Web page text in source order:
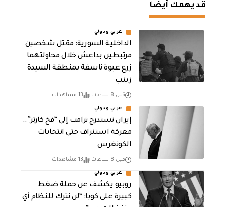
قد يهمك أيضا
عربي ودولي
الداخلية السورية: مقتل شخصين
مرتبطين بداعش خلال محاولتهما
زرع عبوة ناسفة بمنطقة السيدة
زينب
قبل 8 ساعات 13 مشاهدات
عربي ودولي
إيران تستدرج ترامب إلى “فخ كارتر”..
معركة استنزاف حتى انتخابات
الكونغرس
قبل 8 ساعات 13 مشاهدات
عربي ودولي
روبيو يكشف عن حملة ضغط
كبيرة على كوبا: “لن نترك للنظام أي